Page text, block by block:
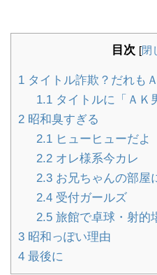
目次 [閉
1 タイトル詐欺？だれも
1.1タイトルに「ＡＫ
2 昭和臭すぎる
2.1ヒューヒューだよ
2.2オレ様系今カレ
2.3お兄ちゃんの部屋
2.4受付ガールズ
2.5旅館で卓球・射的
3 昭和っぽい理由
4 最後に